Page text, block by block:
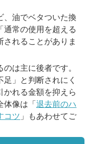
、油でベタついた換
通常の使用を超える
れることがありま
は主に後者です。
」と判断されにく
かれる金額を抑えら
体像は「退去前のハ
コツ 」もあわせてご